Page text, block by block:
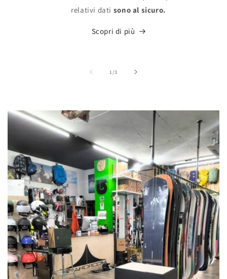
relativi dati sono al sicuro.
Scopri di più
1/su
3